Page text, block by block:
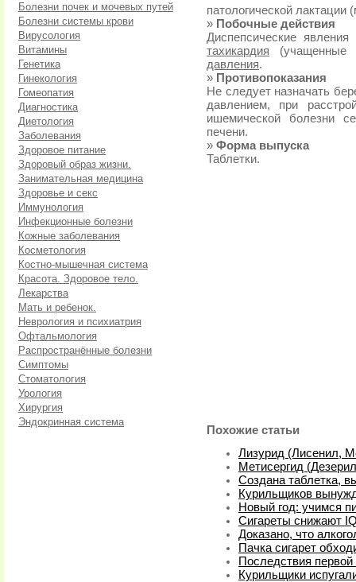
Болезни почек и мочевых путей
Болезни системы крови
Вирусология
Витамины
Генетика
Гинекология
Гомеопатия
Диагностика
Диетология
Заболевания
Здоровое питание
Здоровый образ жизни.
Занимательная медицина
Здоровье и секс
Иммунология
Инфекционные болезни
Кожные заболевания
Косметология
Костно-мышечная система
Красота. Здоровое тело.
Лекарства
Мать и ребенок.
Неврология и психиатрия
Офтальмология
Распространённые болезни
Симптомы
Стоматология
Урология
Хирургия
Эндокринная система
патологической лактации
» Побочные действия
Диспепсические
тахикардия (учащенные
давления.
» Противопоказания
Не следует назначать
давлением, при
ишемической болезни
печени.
» Форма выпуска
Таблетки.
Похожие статьи
Лизурид (Лисенил,
Метисергид
Создана таблетка,
Курильщиков
Новый год: учимся
Сигареты снижают
Доказано, что
Пачка сигарет
Последствия первой
Курильщики